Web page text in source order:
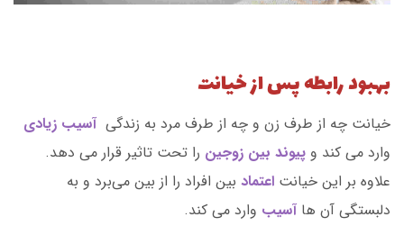
بهبود رابطه پس از خیانت
خیانت چه از طرف زن و چه از طرف مرد به زندگی آسیب زیادی
وارد می کند و پیوند بین زوجین را تحت تاثیر قرار می دهد.
علاوه بر این خیانت اعتماد بین افراد را از بین می‌برد و به
دلبستگی آن ها آسیب وارد می کند.